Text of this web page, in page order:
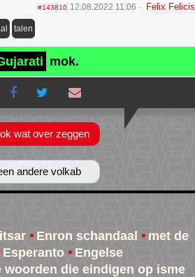
#143810 12.08.2022 11:06 Felix Felicis
talen
mok.
wat over zeggen
andere volkab
Enron schandaal
met de
Esperanto
Engelse
woorden die eindigen op isme